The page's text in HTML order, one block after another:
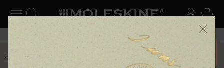
ナビゲーションの切替 ログ
検索 (キーワードなど) カ
6,500円以上のご購入で送料無料 メニ
ーを閉じる
ホーム